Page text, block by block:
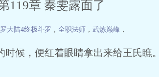
119章 秦雯露面了
大陆4终极斗罗 ， 全职法师 ， 武炼巅峰 ，
候，便红着眼睛拿出来给王氏瞧。